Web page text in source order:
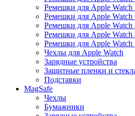
Ремешки для Apple Watch
Ремешки для Apple Watch
Ремешки для Apple Watch
Ремешки для Apple Watch
Ремешки для Apple Watch
Чехлы для Apple Watch
Зарядные устройства
Защитные пленки и
Подставки
MagSafe
Чехлы
Бумажники